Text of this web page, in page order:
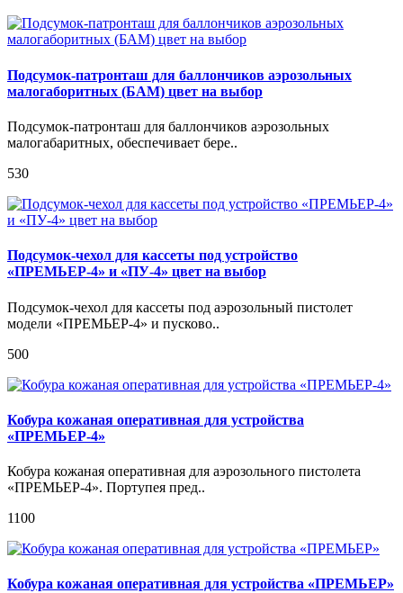
Подсумок-патронташ для баллончиков аэрозольных
малогаборитных (БАМ) цвет на выбор
Подсумок-патронташ для баллончиков аэрозольных
малогабаритных, обеспечивает бере..
530
Подсумок-чехол для кассеты под устройство
«ПРЕМЬЕР-4» и «ПУ-4» цвет на выбор
Подсумок-чехол для кассеты под аэрозольный пистолет
модели «ПРЕМЬЕР-4» и пусково..
500
Кобура кожаная оперативная для устройства
«ПРЕМЬЕР-4»
Кобура кожаная оперативная для аэрозольного пистолета
«ПРЕМЬЕР-4». Портупея пред..
1100
Кобура кожаная оперативная для устройства «ПРЕМЬЕР»